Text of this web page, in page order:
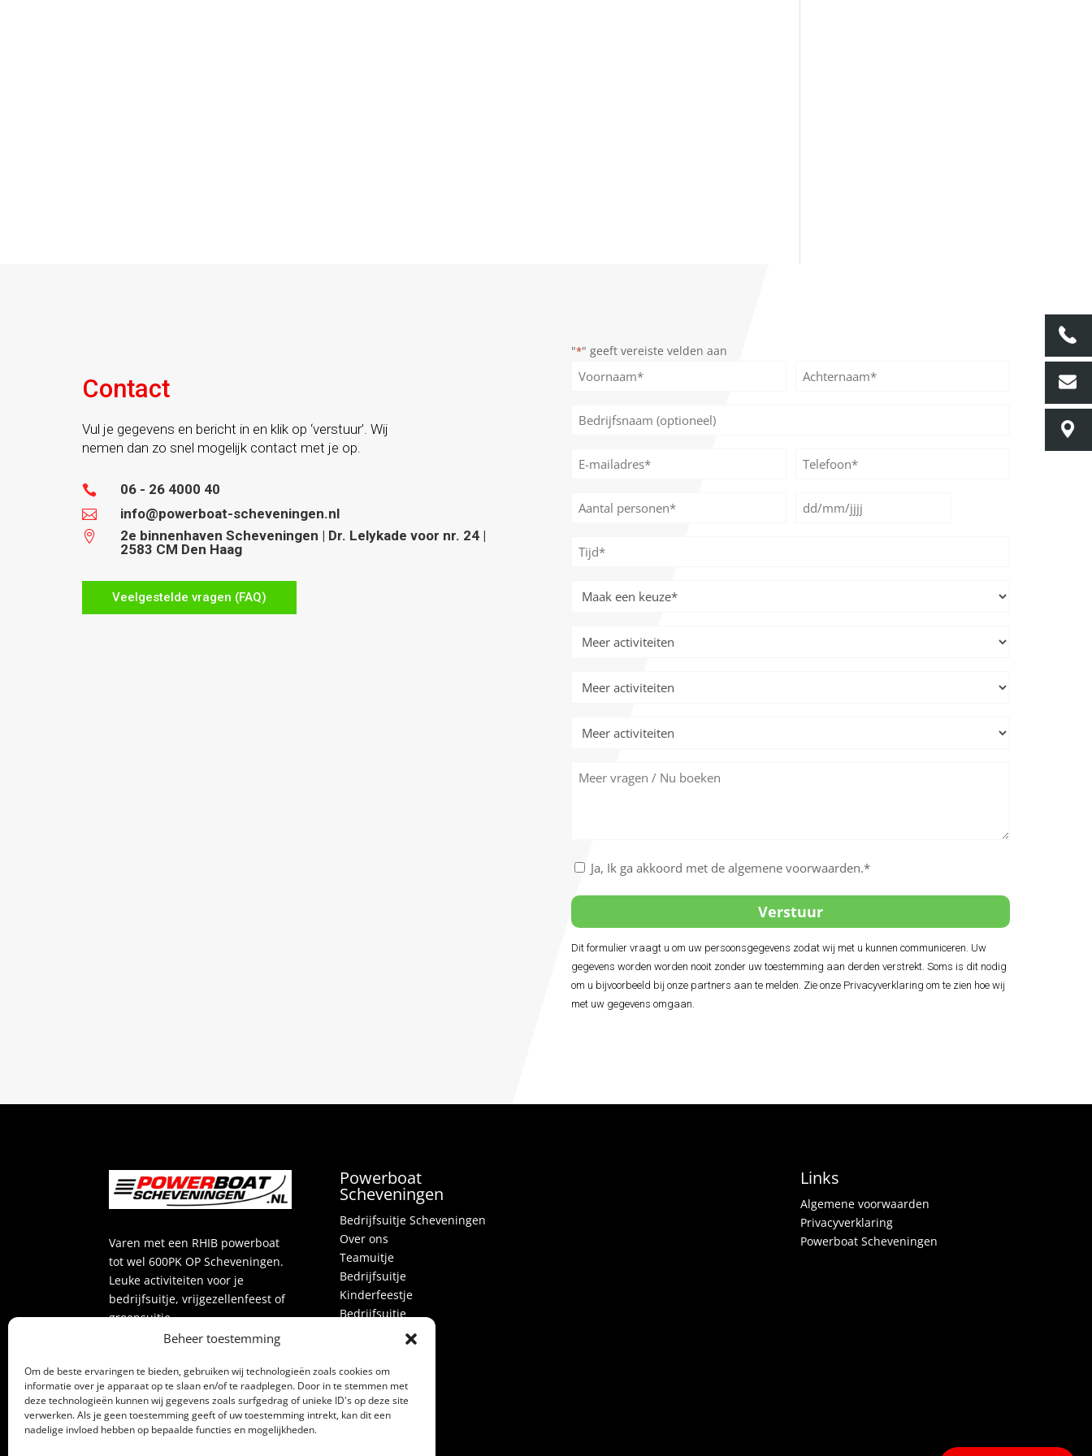
Beheer toestemming
Om de beste ervaringen te bieden, gebruiken wij technologieën zoals cookies om
informatie over je apparaat op te slaan en/of te raadplegen. Door in te stemmen met
deze technologieën kunnen wij gegevens zoals surfgedrag of unieke ID's op deze site
verwerken. Als je geen toestemming geeft of uw toestemming intrekt, kan dit een
nadelige invloed hebben op bepaalde functies en mogelijkheden.
Contact
Vul je gegevens en bericht in en klik op ‘verstuur’. Wij
nemen dan zo snel mogelijk contact met je op.
 06 - 26 4000 40
 info@powerboat-scheveningen.nl

2e binnenhaven Scheveningen | Dr. Lelykade voor nr. 24 |
2583 CM Den Haag
Veelgestelde vragen (FAQ)
"*" geeft vereiste velden aan
Naam
Bedrijfsnaam
(optioneel)
E-
mailadres
Telefoon*
Aantal
personen
Datum
DD
Tijd
Meer
activiteiten
Meer
activiteiten
Meer
activiteiten
Meer
activiteiten
Meer
vragen
Akkoord
de
algemene
voorwaarden
Ja, Ik ga akkoord met de algemene voorwaarden.*
Dit formulier vraagt u om uw persoonsgegevens zodat wij met u kunnen communiceren. Uw
gegevens worden worden nooit zonder uw toestemming aan derden verstrekt. Soms is dit nodig
om u bijvoorbeeld bij onze partners aan te melden. Zie onze Privacyverklaring om te zien hoe wij
met uw gegevens omgaan.
Varen met een RHIB powerboat
tot wel 600PK OP Scheveningen.
Leuke activiteiten voor je
bedrijfsuitje, vrijgezellenfeest of
groepsuitje.
5 42 beoordelingen
Powerboat
Scheveningen
Bedrijfsuitje Scheveningen
Over ons
Teamuitje
Bedrijfsuitje
Kinderfeestje
Bedrijfsuitje
Vrijgezellenfeest
Over ons
Blog
Alle prijzen
Links
Algemene voorwaarden
Privacyverklaring
Powerboat Scheveningen